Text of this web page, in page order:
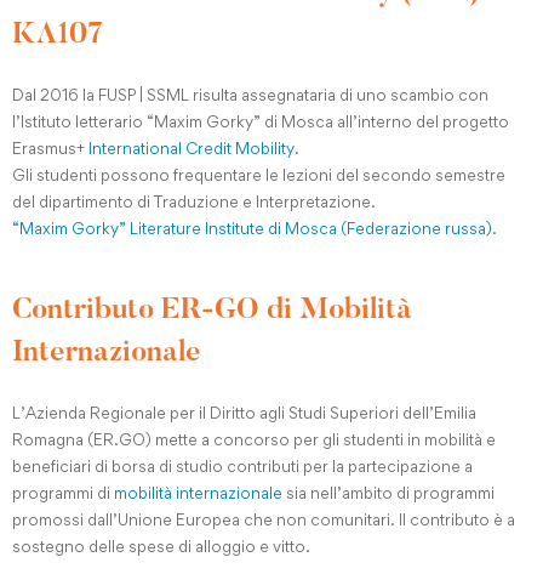
KA107
Dal 2016 la FUSP | SSML risulta assegnataria di uno scambio con
l’Istituto letterario “Maxim Gorky” di Mosca all’interno del progetto
Erasmus+ International Credit Mobility.
Gli studenti possono frequentare le lezioni del secondo semestre
del dipartimento di Traduzione e Interpretazione.
“Maxim Gorky” Literature Institute di Mosca (Federazione russa).
Contributo ER-GO di Mobilità
Internazionale
L’Azienda Regionale per il Diritto agli Studi Superiori dell’Emilia
Romagna (ER.GO) mette a concorso per gli studenti in mobilità e
beneficiari di borsa di studio contributi per la partecipazione a
programmi di mobilità internazionale sia nell’ambito di programmi
promossi dall’Unione Europea che non comunitari. Il contributo è a
sostegno delle spese di alloggio e vitto.